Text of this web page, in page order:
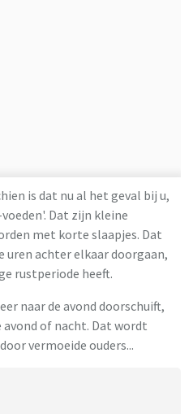
is dat nu al het geval bij u,
Dat zijn kleine
met korte slaapjes. Dat
uren achter elkaar doorgaan,
rustperiode heeft.
naar de avond doorschuift,
of nacht. Dat wordt
vermoeide ouders...